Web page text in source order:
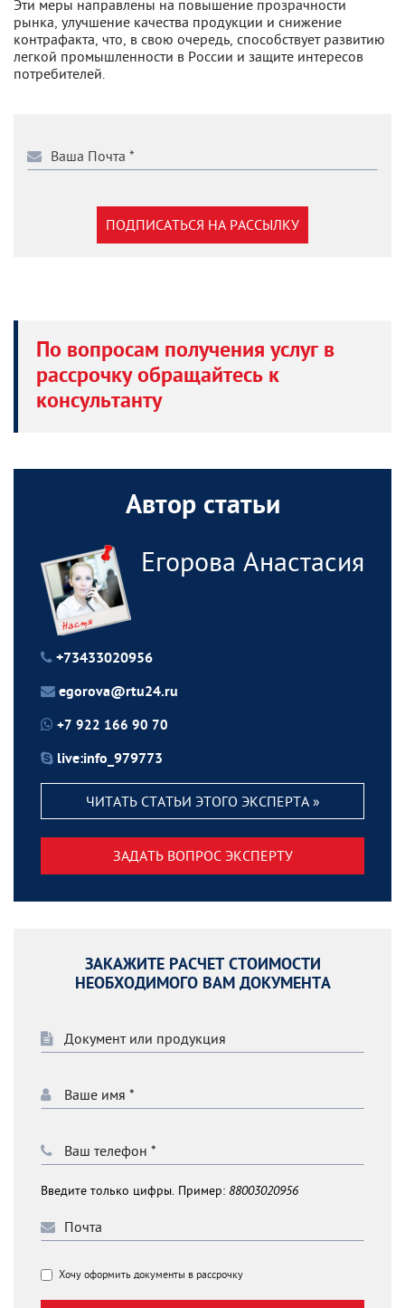
Эти меры направлены на повышение прозрачности
рынка, улучшение качества продукции и снижение
контрафакта, что, в свою очередь, способствует развитию
легкой промышленности в России и защите интересов
потребителей.
ПОДПИСАТЬСЯ НА РАССЫЛКУ
По вопросам получения услуг в
рассрочку обращайтесь к
консультанту
Автор статьи
Егорова Анастасия
+73433020956
egorova@rtu24.ru
+7 922 166 90 70
live:info_979773
ЧИТАТЬ СТАТЬИ ЭТОГО ЭКСПЕРТА »
ЗАДАТЬ ВОПРОС ЭКСПЕРТУ
ЗАКАЖИТЕ РАСЧЕТ СТОИМОСТИ
НЕОБХОДИМОГО ВАМ ДОКУМЕНТА
Введите только цифры. Пример: 88003020956
Хочу оформить документы в рассрочку